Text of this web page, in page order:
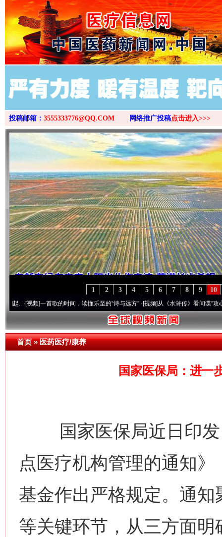
>
投稿邮箱： 3555333776@QQ.COM 网络推广投稿点击进入>>>
10
9
8
7
6
5
4
3
2
1
一首歌的时间，读懂乐至的“诗与远方”·[视频]从《水浒传》看间谍“攻心套路”·[视
首页»医药医疗/康养
国家医保局：进一
国家医保局近日印发
点医疗机构管理的通知
基金作出严格规定。通
等关键环节，从三方面明